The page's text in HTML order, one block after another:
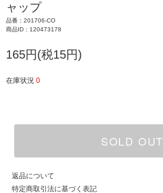
ャップ
品番：201706-CO
商品ID：120473178
165円(税15円)
在庫状況 0
SOLD OUT
返品について
特定商取引法に基づく表記